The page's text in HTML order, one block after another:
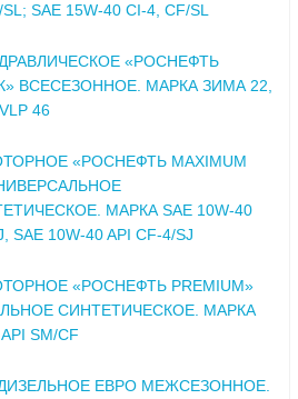
SAE 15W-40 CI-4, CF/SL
«РОСНЕФТЬ
ВСЕСЕЗОННОЕ. МАРКА ЗИМА 22,
46
«РОСНЕФТЬ MAXIMUM
МАРКА SAE 10W-40
SAE 10W-40 API CF-4/SJ
«РОСНЕФТЬ PREMIUM»
СИНТЕТИЧЕСКОЕ. МАРКА
SM/CF
ЕВРО МЕЖСЕЗОННОЕ.